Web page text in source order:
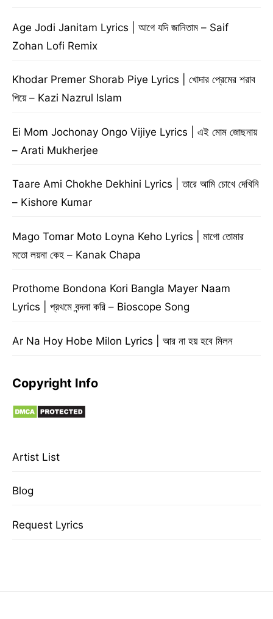
Age Jodi Janitam Lyrics | আগে যদি জানিতাম – Saif
Zohan Lofi Remix
Khodar Premer Shorab Piye Lyrics | খোদার প্রেমের শরাব
পিয়ে – Kazi Nazrul Islam
Ei Mom Jochonay Ongo Vijiye Lyrics | এই মোম জোছনায়
– Arati Mukherjee
Taare Ami Chokhe Dekhini Lyrics | তারে আমি চোখে দেখিনি
– Kishore Kumar
Mago Tomar Moto Loyna Keho Lyrics | মাগো তোমার
মতো লয়না কেহ – Kanak Chapa
Prothome Bondona Kori Bangla Mayer Naam
Lyrics | প্রথমে বন্দনা করি – Bioscope Song
Ar Na Hoy Hobe Milon Lyrics | আর না হয় হবে মিলন
Copyright Info
Artist List
Blog
Request Lyrics